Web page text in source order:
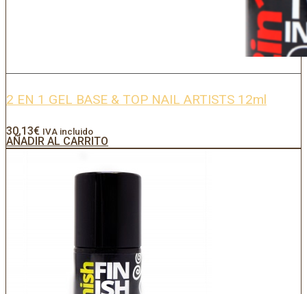
2 EN 1 GEL BASE & TOP NAIL ARTISTS 12ml
30,13€ IVA incluido
AÑADIR AL CARRITO